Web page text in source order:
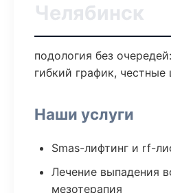
Челябинск
подология без
гибкий график,
Наши услуги
Smas-лифтинг и rf-
Лечение выпадения
мезотерапия